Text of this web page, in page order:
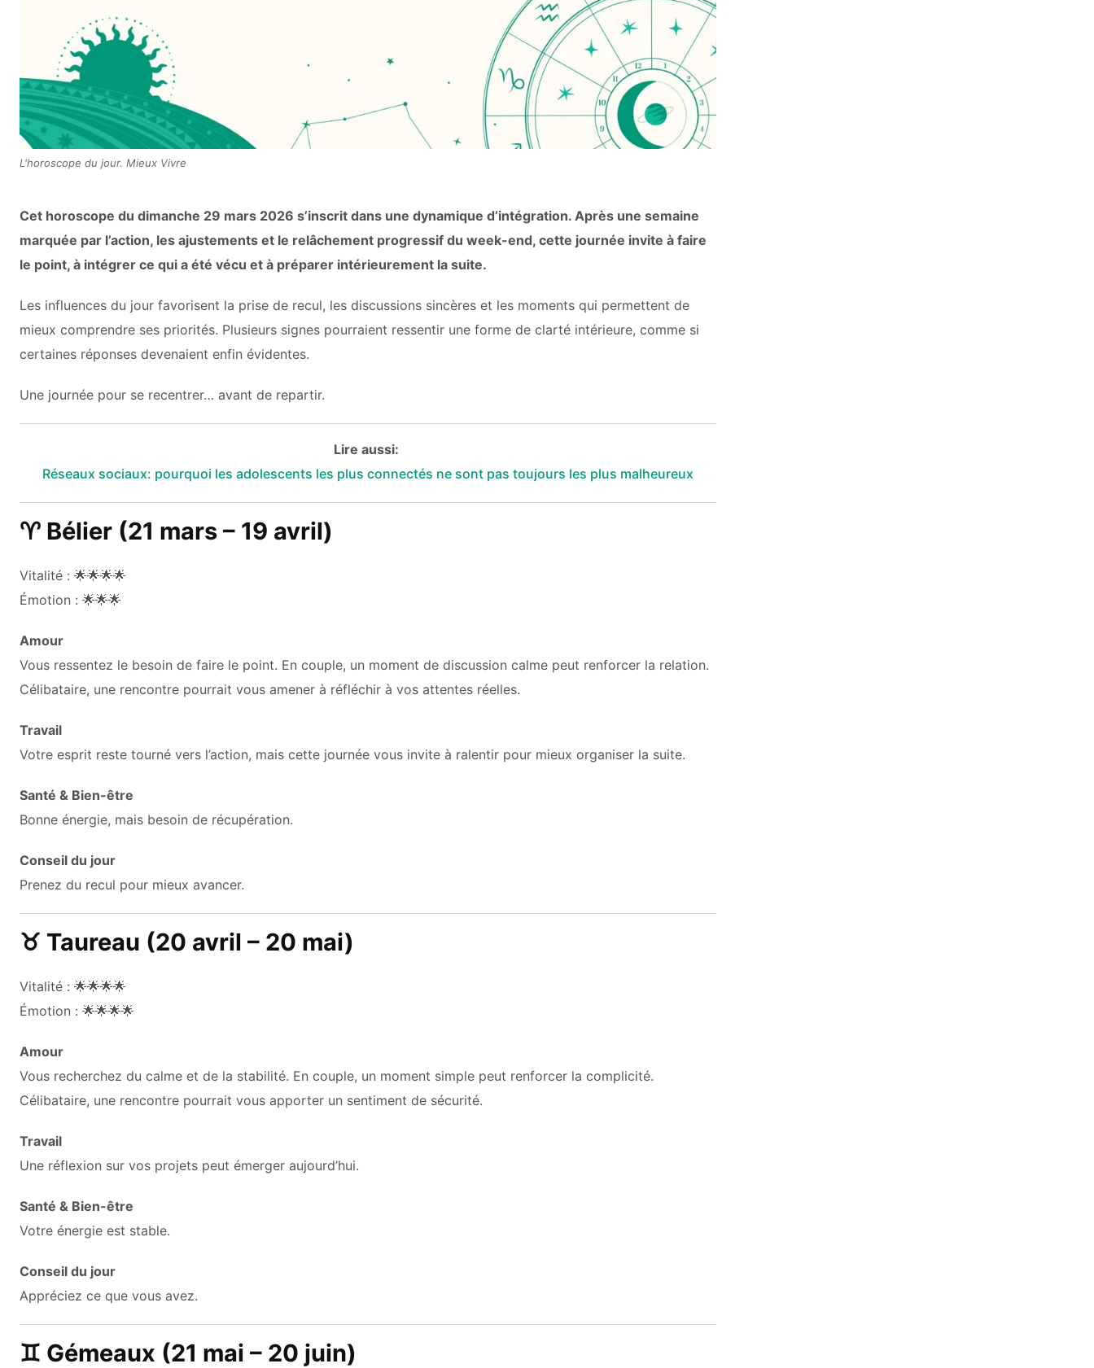
L'horoscope du jour. Mieux Vivre
Cet horoscope du dimanche 29 mars 2026 s’inscrit dans une dynamique d’intégration. Après une semaine
marquée par l’action, les ajustements et le relâchement progressif du week-end, cette journée invite à faire
le point, à intégrer ce qui a été vécu et à préparer intérieurement la suite.
Les influences du jour favorisent la prise de recul, les discussions sincères et les moments qui permettent de
mieux comprendre ses priorités. Plusieurs signes pourraient ressentir une forme de clarté intérieure, comme si
certaines réponses devenaient enfin évidentes.
Une journée pour se recentrer… avant de repartir.
Lire aussi:
Réseaux sociaux: pourquoi les adolescents les plus connectés ne sont pas toujours les plus malheureux
♈ Bélier (21 mars – 19 avril)
Vitalité : 🌟🌟🌟🌟
Émotion : 🌟🌟🌟
Amour
Vous ressentez le besoin de faire le point. En couple, un moment de discussion calme peut renforcer la relation.
Célibataire, une rencontre pourrait vous amener à réfléchir à vos attentes réelles.
Travail
Votre esprit reste tourné vers l’action, mais cette journée vous invite à ralentir pour mieux organiser la suite.
Santé & Bien-être
Bonne énergie, mais besoin de récupération.
Conseil du jour
Prenez du recul pour mieux avancer.
♉ Taureau (20 avril – 20 mai)
Vitalité : 🌟🌟🌟🌟
Émotion : 🌟🌟🌟🌟
Amour
Vous recherchez du calme et de la stabilité. En couple, un moment simple peut renforcer la complicité.
Célibataire, une rencontre pourrait vous apporter un sentiment de sécurité.
Travail
Une réflexion sur vos projets peut émerger aujourd’hui.
Santé & Bien-être
Votre énergie est stable.
Conseil du jour
Appréciez ce que vous avez.
♊ Gémeaux (21 mai – 20 juin)